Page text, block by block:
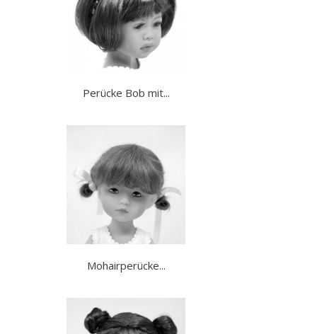
Perücke Bob mit...
Mohairperücke...